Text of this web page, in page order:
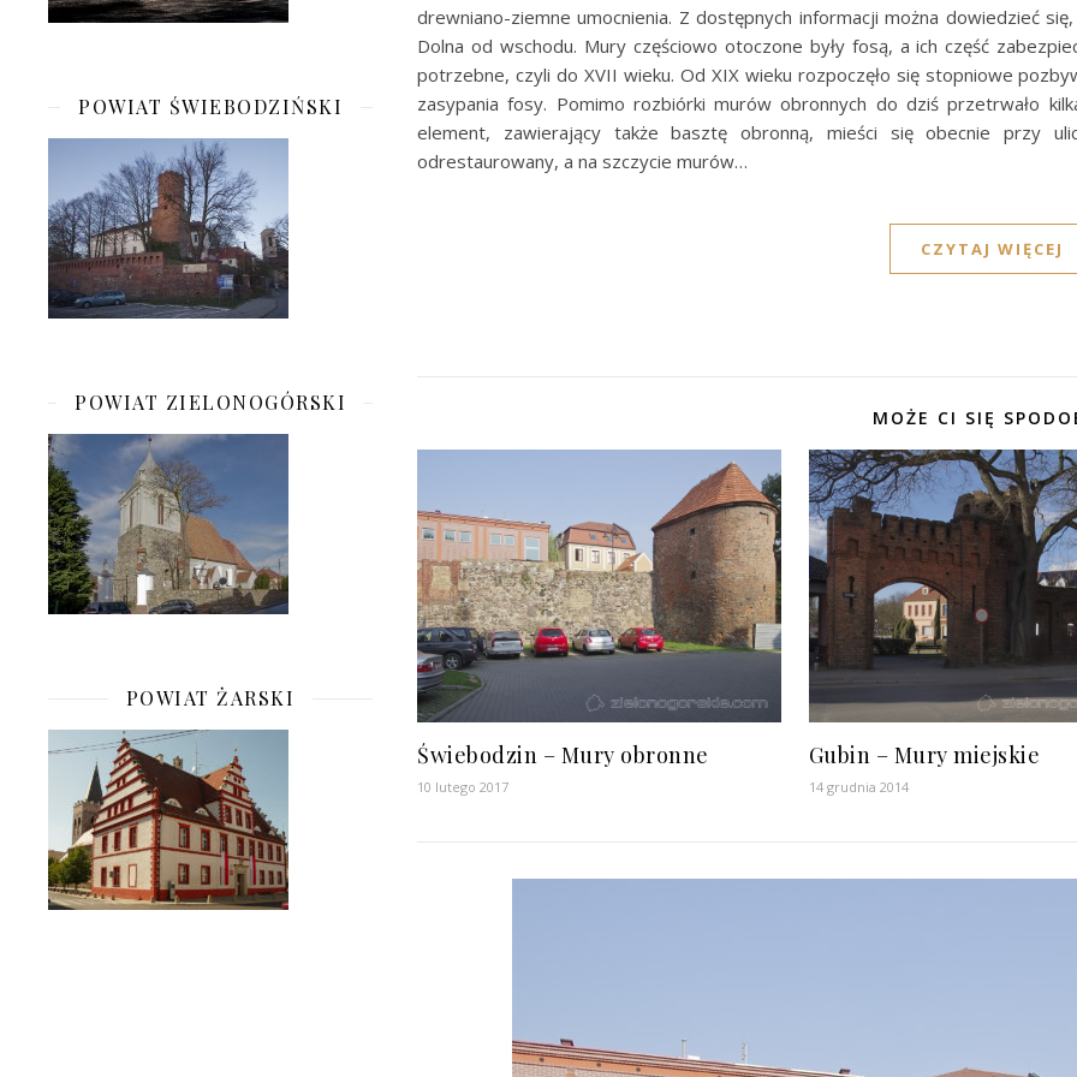
POWIAT ŚWIEBODZIŃSKI
POWIAT ZIELONOGÓRSKI
POWIAT ŻARSKI
drewniano-ziemne umocnienia. Z dostępnych informacji można dowiedzieć
Dolna od wschodu. Mury częściowo otoczone były fosą, a ich część
potrzebne, czyli do XVII wieku. Od XIX wieku rozpoczęło się stopniowe
zasypania fosy. Pomimo rozbiórki murów obronnych do dziś przetrwało
element, zawierający także basztę obronną, mieści się obecnie przy
odrestaurowany, a na szczycie murów…
CZYTAJ WIĘCEJ
MOŻE CI SIĘ
Świebodzin – Mury obronne
10 lutego 2017
Gubin – Mury miejskie
14 grudnia 2014